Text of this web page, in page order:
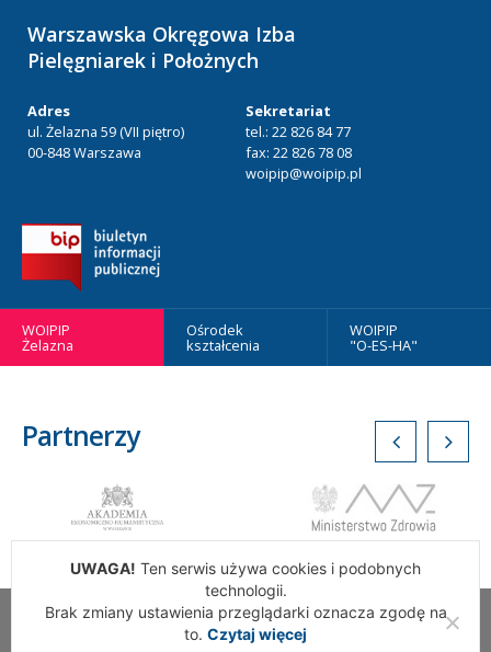
Warszawska Okręgowa Izba
Pielęgniarek i Położnych
Adres
ul. Żelazna 59 (VII piętro)
00-848 Warszawa
Sekretariat
tel.: 22 826 84 77
fax: 22 826 78 08
woipip@woipip.pl
WOIPIP
Żelazna
Ośrodek
kształcenia
WOIPIP
"O-ES-HA"
Partnerzy
Wszelkie Prawa Zastrzeżone. Warszawska Okręgowa Izba
Pielęgniarek i Położnych
UWAGA! Ten serwis używa cookies i podobnych
technologii.
Brak zmiany ustawienia przeglądarki oznacza zgodę na
to. Czytaj więcej